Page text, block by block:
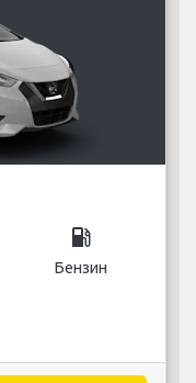
local_gas_station
Бензин